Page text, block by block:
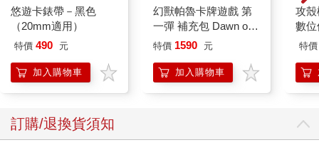
的早期階段公司，建議單一公司持股控制在5%之下、整體不要超
過20%的比重，以避免過度追求高報酬承擔了過度的風險。
 過度分散投資難以有效管理
休基金、母基金（fund of funds，以投資其他投資機構為目標的大
型機構，例如主權基金、保險公司、投資銀行等）以及新加坡政
投資地區涵蓋美國、以色列、兩岸三地及東南亞。除了早期階段
悠遊卡錶帶－黑色
（20mm適用）
特價 490 元
加入購物車
幻獸帕魯卡牌遊戲 第
一彈 補充包 Dawn of
Palpagos（日文版一
特價 1590 元
加入購物車
攻殼
數
特價
訂購/退換貨須知